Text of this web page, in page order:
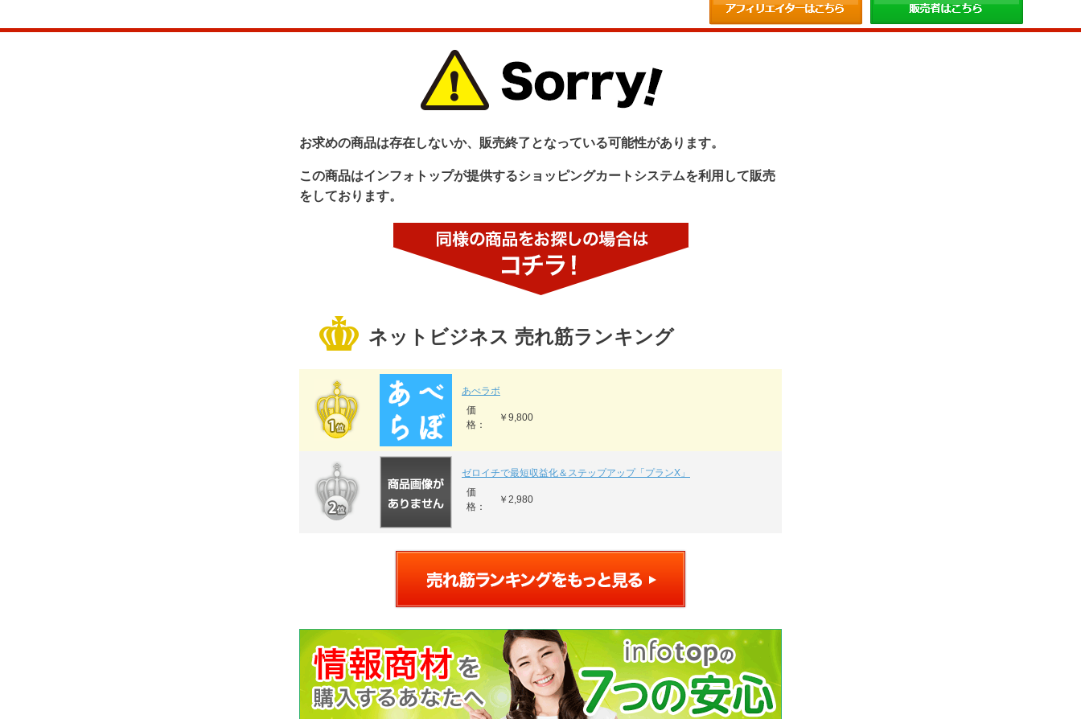
お求めの商品は存在しないか、販売終了となっている可能性があります。
この商品はインフォトップが提供するショッピングカートシステムを利用して販売
をしております。
ネットビジネス 売れ筋ランキング
あべラボ
価
格：
￥9,800
ゼロイチで最短収益化＆ステップアップ「プランX」
価
格：
￥2,980